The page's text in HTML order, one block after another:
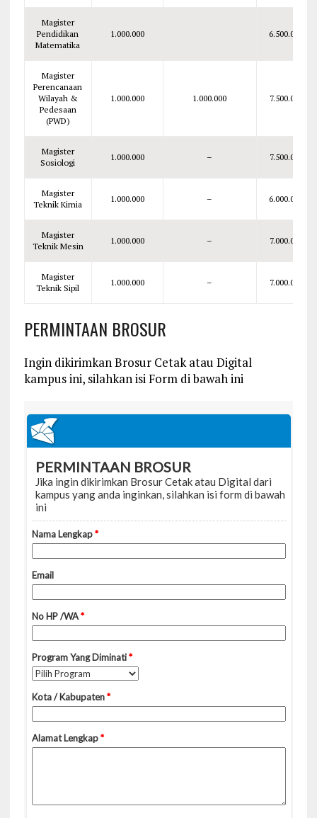
Magister
Pendidikan
Matematika
1.000.000 6.500.000
Magister
Perencanaan
Wilayah &
Pedesaan
(PWD)
1.000.000 1.000.000 7.500.000
Magister
Sosiologi
1.000.000 – 7.500.000
Magister
Teknik Kimia
1.000.000 – 6.000.000
Magister
Teknik Mesin
1.000.000 – 7.000.000
Magister
Teknik Sipil
1.000.000 – 7.000.000
PERMINTAAN BROSUR
Ingin dikirimkan Brosur Cetak atau Digital
kampus ini, silahkan isi Form di bawah ini